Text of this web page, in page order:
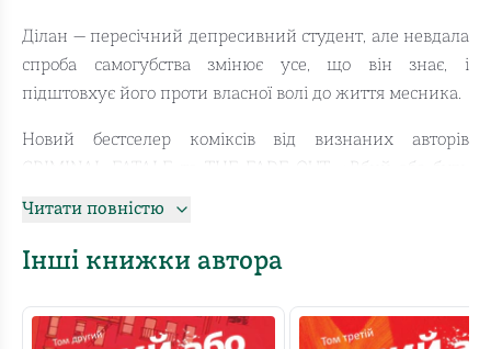
Ділан — пересічний депресивний студент, але невдала
спроба самогубства змінює усе, що він знає, і
підштовхує його проти власної волі до життя месника.
Новий бестселер коміксів від визнаних авторів
вбитим» представляє викривлений погляд на історії
світу навколо нас.
Читати повністю
Інші книжки автора